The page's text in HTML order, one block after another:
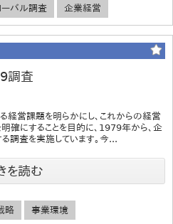
ーバル調査 企業経営
調査
経営課題を明らかにし、これからの経営
確にすることを目的に、1979年から、企
調査を実施しています。今...
を読む
略 事業環境